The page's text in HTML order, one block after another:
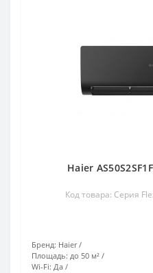
Haier
Код товара: Серия
Бренд: Haier
Площадь: до 50 м²
Wi-Fi: Да